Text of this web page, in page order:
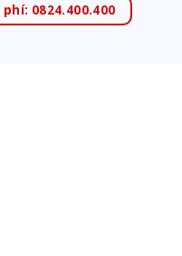
0824.400.400